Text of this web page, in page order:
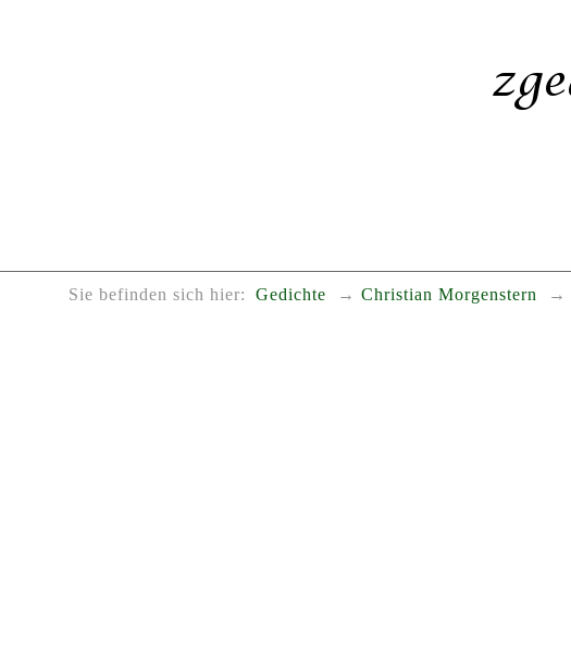
Sie befinden sich hier: Gedichte Christian Morgenstern